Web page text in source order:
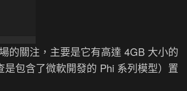
的關注，主要是它有高達 4GB 大小的
包含了微軟開發的 Phi 系列模型）置